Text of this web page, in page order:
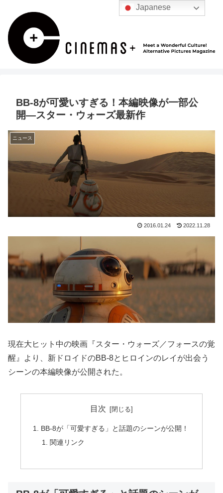
BB-8が可愛いすぎる！本編映像が一部公
開―スター・ウォーズ最新作
ニュース
2016.01.24 2022.11.28
現在大ヒット中の映画『スター・ウォーズ／フォースの覚
醒』より、新ドロイドのBB-8とヒロインのレイが出会う
シーンの本編映像が公開された。
目次
BB-8が「可愛すぎる」と話題のシーンが公開！
関連リンク
Japanese